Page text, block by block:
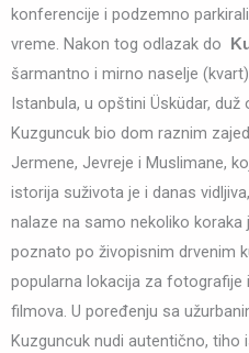
konferencije i podzemno
vreme. Nakon tog odlazak do
šarmantno i mirno naselje
Istanbula, u opštini Üsküdar,
Kuzguncuk bio dom raznim
Jermene, Jevreje i Muslimane,
istorija suživota je i danas
nalaze na samo nekoliko koraka
poznato po živopisnim drvenim
popularna lokacija za fotografije
filmova. U poređenju sa
Kuzguncuk nudi autentično, tiho